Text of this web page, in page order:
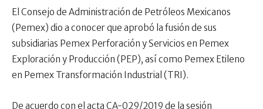
El Consejo de Administración de Petróleos Mexicanos
(Pemex) dio a conocer que aprobó la fusión de sus
subsidiarias Pemex Perforación y Servicios en Pemex
Exploración y Producción (PEP), así como Pemex Etileno
en Pemex Transformación Industrial (TRI).
De acuerdo con el acta CA-029/2019 de la sesión